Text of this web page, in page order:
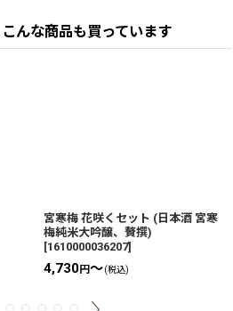
んな商品も買っています
宮寒梅 花咲くセット (日本酒 宮寒
梅純米大吟醸、贅撰)
[1610000036207]
4,730円～(税込)